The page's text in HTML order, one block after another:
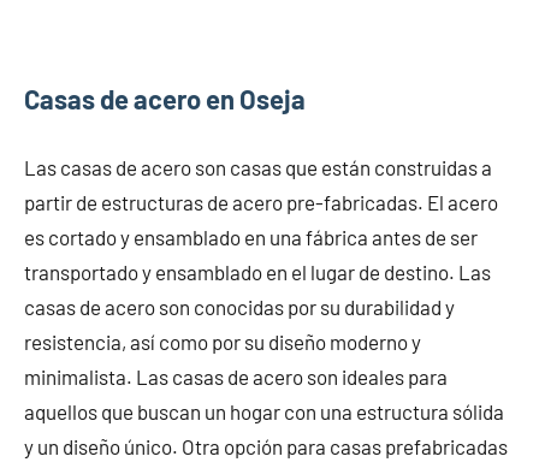
Casas de acero en Oseja
Las casas de acero son casas que están construidas a
partir de estructuras de acero pre-fabricadas. El acero
es cortado y ensamblado en una fábrica antes de ser
transportado y ensamblado en el lugar de destino. Las
casas de acero son conocidas por su durabilidad y
resistencia, así como por su diseño moderno y
minimalista. Las casas de acero son ideales para
aquellos que buscan un hogar con una estructura sólida
y un diseño único. Otra opción para casas prefabricadas